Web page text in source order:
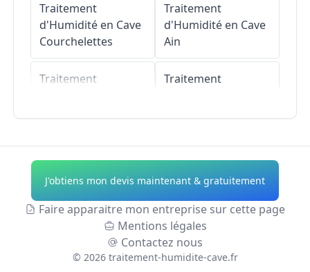
Traitement
d'Humidité en Cave
Courchelettes
Traitement
Traitement
Férin
Traitement
d'Humidité en Cave
Corbehem
Traitement
d'Humidité en Cave
Ain
Traitement
Traitement
Allier
Traitement
d'Humidité en Cave
Alpes-de-Haute-
J'obtiens mon devis maintenant & gratuitement
Faire apparaitre mon entreprise sur cette page
Mentions légales
Contactez nous
© 2026 traitement-humidite-cave.fr